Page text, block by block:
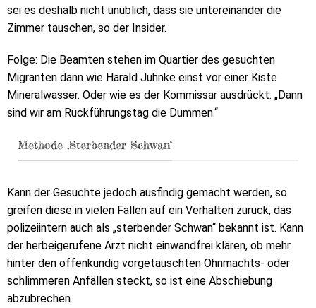
sei es deshalb nicht unüblich, dass sie untereinander die
Zimmer tauschen, so der Insider.
Folge: Die Beamten stehen im Quartier des gesuchten
Migranten dann wie Harald Juhnke einst vor einer Kiste
Mineralwasser. Oder wie es der Kommissar ausdrückt: „Dann
sind wir am Rückführungstag die Dummen.“
Methode ‚Sterbender Schwan‘
Kann der Gesuchte jedoch ausfindig gemacht werden, so
greifen diese in vielen Fällen auf ein Verhalten zurück, das
polizeiintern auch als „sterbender Schwan“ bekannt ist. Kann
der herbeigerufene Arzt nicht einwandfrei klären, ob mehr
hinter den offenkundig vorgetäuschten Ohnmachts- oder
schlimmeren Anfällen steckt, so ist eine Abschiebung
abzubrechen.